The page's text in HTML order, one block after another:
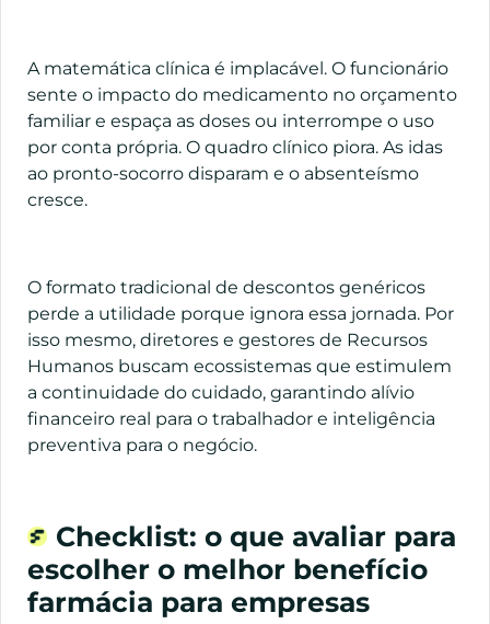
A matemática clínica é implacável. O funcionário
sente o impacto do medicamento no orçamento
familiar e espaça as doses ou interrompe o uso
por conta própria. O quadro clínico piora. As idas
ao pronto-socorro disparam e o absenteísmo
cresce.
O formato tradicional de descontos genéricos
perde a utilidade porque ignora essa jornada. Por
isso mesmo, diretores e gestores de Recursos
Humanos buscam ecossistemas que estimulem
a continuidade do cuidado, garantindo alívio
financeiro real para o trabalhador e inteligência
preventiva para o negócio.
Checklist: o que avaliar para
escolher o melhor benefício
farmácia para empresas